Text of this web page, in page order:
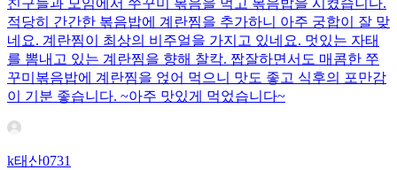
친구들과 모임에서 쭈꾸미 볶음을 먹고 볶음밥을 시켰습니다.
적당히 간간한 볶음밥에 계란찜을 추가하니 아주 궁합이 잘 맞
네요. 계란찜이 최상의 비주얼을 가지고 있네요. 멋있는 자태
를 뽐내고 있는 계란찜을 향해 찰칵. 짭잘하면서도 매콤한 쭈
꾸미볶음밥에 계란찜을 얹어 먹으니 맛도 좋고 식후의 포만감
이 기분 좋습니다. ~아주 맛있게 먹었습니다~
k태산0731